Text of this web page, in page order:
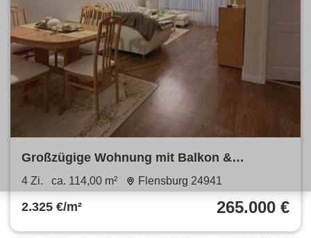
Großzügige Wohnung mit Balkon &
Stellplatz in FL
4 Zi. ca. 114,00 m² Flensburg 24941
2.325 €/m² 265.000 €